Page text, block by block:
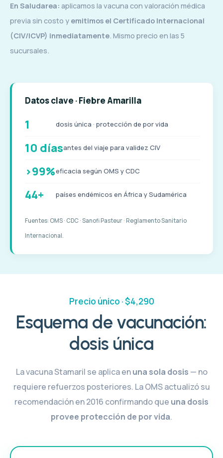
En Saludarea: aplicamos la vacuna con valoración médica
previa sin costo y emitimos el Certificado Internacional
(CIV/ICVP) inmediatamente. Mismo precio en las 5
sucursales.
Datos clave · Fiebre Amarilla
1 dosis única · protección de por vida
10 díasantes del viaje para validez CIV
>99%eficacia según OMS y CDC
44+ países endémicos en África y Sudamérica
Fuentes: OMS · CDC · Sanofi Pasteur · Reglamento Sanitario
Internacional.
Precio único · $4,290
Esquema de vacunación:
dosis única
La vacuna Stamaril se aplica enuna sola dosis — no
requiere refuerzos posteriores. La OMS actualizó su
recomendación en 2016 confirmando que una dosis
provee protección de por vida.